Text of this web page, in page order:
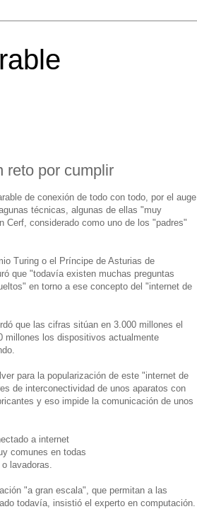
reto por cumplir
de conexión de todo con todo, por el auge
técnicas, algunas de ellas "muy
considerado como uno de los "padres"
Turing o el Príncipe de Asturias de
que "todavía existen muchas preguntas
en torno a ese concepto del "internet de
que las cifras sitúan en 3.000 millones el
millones los dispositivos actualmente
para la popularización de este "internet de
de interconectividad de unos aparatos con
y eso impide la comunicación de unos
a internet
comunes en todas
lavadoras.
"a gran escala", que permitan a las
todavía, insistió el experto en computación.